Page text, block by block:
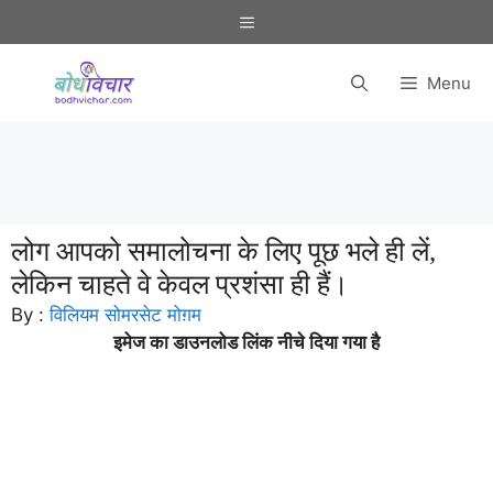
to
Menu
Menu
लोग आपको समालोचना के लिए पूछ भले ही लें,
लेकिन चाहते वे केवल प्रशंसा ही हैं।
By :विलियम सोमरसेट मोग़म
इमेज का डाउनलोड लिंक नीचे दिया गया है